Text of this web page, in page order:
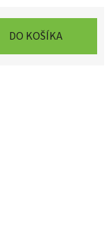
DO KOŠÍKA